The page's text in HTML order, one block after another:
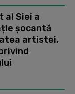
al Siei a
șocantă
artistei,